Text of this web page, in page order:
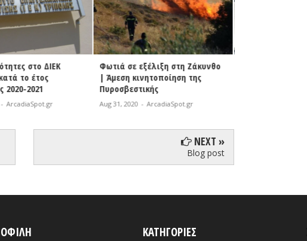
στη Ζάκυνθο
της
- ArcadiaSpot.gr
ΔΗ.Κ.Ε.Γ. | Χορήγηση
υποτροφιών του ΕΑΠ στους
κοινωνικά ασθενέστερους
Aug 31, 2020 - ArcadiaSpot.gr
NEXT »
Blog post
ΚΑΤΗΓΟΡΙΕΣ